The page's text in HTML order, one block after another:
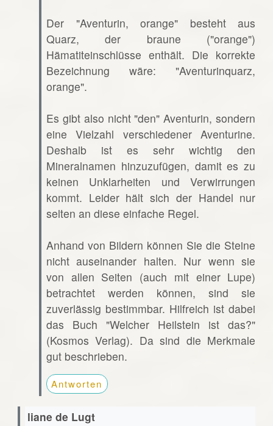
Der "Aventurin, orange" besteht aus
Quarz, der braune ("orange")
Hämatiteinschlüsse enthält. Die korrekte
Bezeichnung wäre: "Aventurinquarz,
orange".
Es gibt also nicht "den" Aventurin, sondern
eine Vielzahl verschiedener Aventurine.
Deshalb ist es sehr wichtig den
Mineralnamen hinzuzufügen, damit es zu
keinen Unklarheiten und Verwirrungen
kommt. Leider hält sich der Handel nur
selten an diese einfache Regel.
Anhand von Bildern können Sie die Steine
nicht auseinander halten. Nur wenn sie
von allen Seiten (auch mit einer Lupe)
betrachtet werden können, sind sie
zuverlässig bestimmbar. Hilfreich ist dabei
das Buch "Welcher Heilstein ist das?"
(Kosmos Verlag). Da sind die Merkmale
gut beschrieben.
Antworten
liane de Lugt